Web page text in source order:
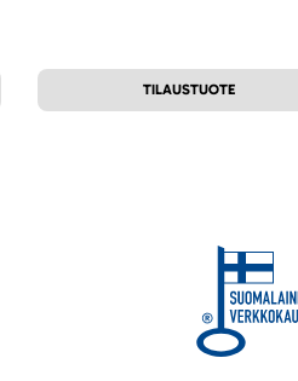
TILAUSTUOTE